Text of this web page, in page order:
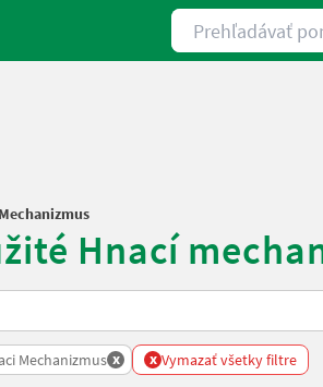
Prehľadávať ponuky
Hnací
Mechanizmus x x Vymazať všetky filtre